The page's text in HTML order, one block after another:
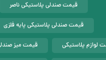
قیمت صندلی پلاستیکی ناصر
قیمت صندلی پلاستیکی پایه فلزی
لوازم پلاستیکی قیمت میز